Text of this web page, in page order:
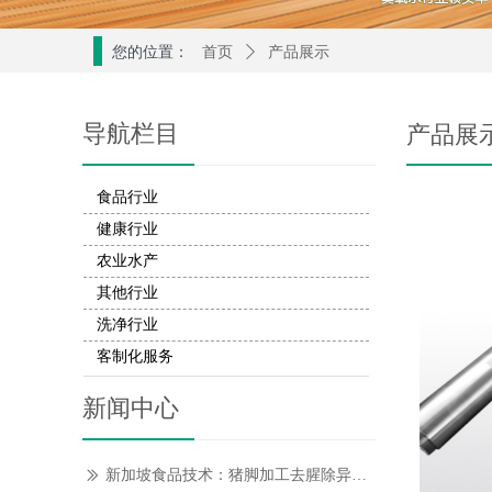
您的位置： 首页 ꄲ 产品展示
导航栏目
新闻中心
ꅀ 新加坡食品技术：猪脚加工去腥除异味的创新解决方案
食品行业
健康行业
农业水产
其他行业
洗净行业
客制化服务
产品展